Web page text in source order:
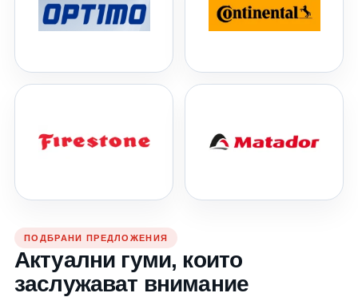
ПОДБРАНИ ПРЕДЛОЖЕНИЯ
Актуални гуми, които
заслужават внимание